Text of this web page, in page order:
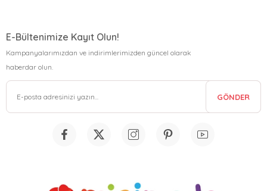
E-Bültenimize Kayıt Olun!
Kampanyalarımızdan ve indirimlerimizden güncel olarak
haberdar olun.
GÖNDER